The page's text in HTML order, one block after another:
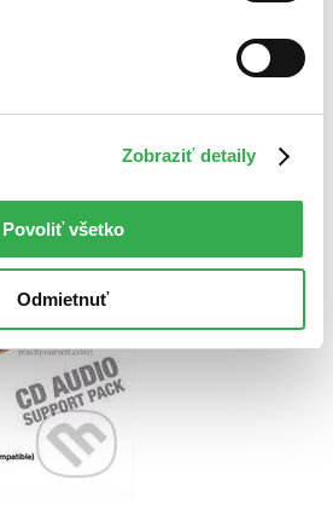
Zobraziť detaily
Povoliť všetko
Odmietnuť